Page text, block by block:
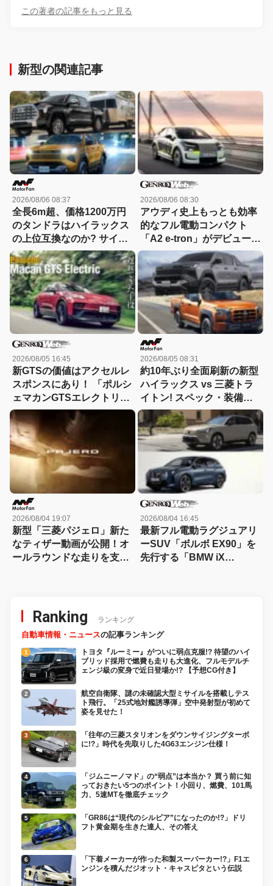
この著者の記事をもっと見る
新型の関連記事
2026/08/06 08:37
全長6m超、価格1200万円
のタンドラはハイラックス
の上位互換なのか? サイ
ズ・装備・走り・価格を徹
底比較して分かった決定的
な違い 【新型ハイラックス
徹底比較】
2026/08/06 08:30
アウディ史上もっとも効率
的なフル電動コンパクト
「A2 e-tron」がデビュー前
にテスト写真を公開
2026/08/05 16:45
新GTSの価値はアクセルレ
スポンスにあり！ 「ポルシ
ェマカンGTSエレクトリッ
ク」に試乗
2026/08/05 08:31
約10年ぶり全面刷新の新型
ハイラックス vs 三菱トラ
イトン! スペック・装備・
価格を比較、勝った点/惜し
い点を徹底検証! 【新型ハ
イラックス 徹底比較】
2026/08/04 19:07
新型「三菱パジェロ」新た
なティザー動画が公開！オ
ールラウンドな走りを支え
2026/08/04 16:45
最新フル電動ラグジュアリ
ーSUV「ボルボ EX90」を
先行する「BMW iX
Ranking ランキング
自動車情報・ニュースの記事ランキング
トヨタ『ルーミー』がついに弱点克服!? 待望のハイ
ブリッド採用で燃費も走りも大進化、フルモデルチ
ェンジ級の変身で近日登場か!? 【予想CG付き】
航空自衛隊、謎の未確認大型ミサイルを搭載しテス
ト飛行。「25式地対艦誘導弾」空中発射型が初めて
姿を見せた！
「往年の三菱スタリオンをダウンサイジングターボ
に!?」時代を先取りした4G63エンジン仕様！
「ジムニーノマド」の“弱点”は本当か？ 買う前に知
っておきたい5つのポイント！小回り、燃費、101馬
力、5速MTを徹底チェック
「GR86は“現代のシルビア”になったのか!?」ドリ
フト黄金期を生きた達人、その答え
「下着メーカーが作った和製スーパーカー!?」F1エ
ンジンを積んだジオット・キャスピタという伝説